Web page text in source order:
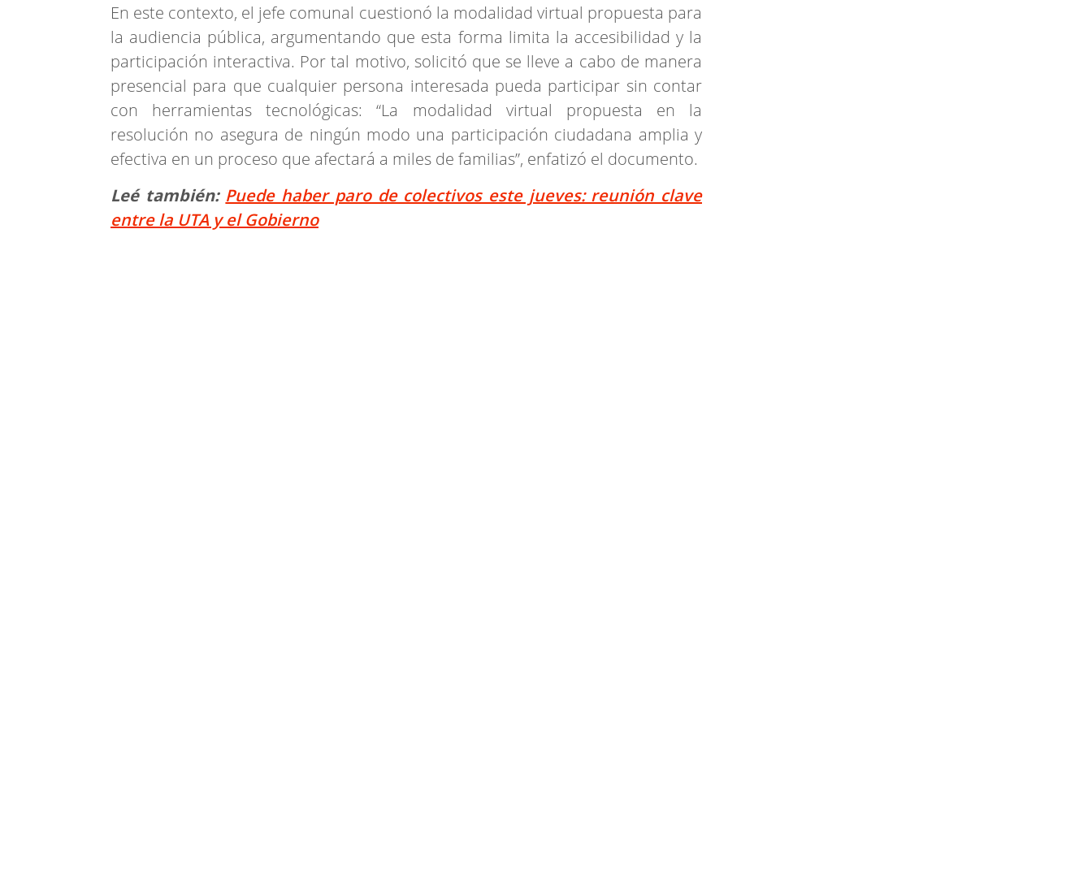
En este contexto, el jefe comunal cuestionó la modalidad virtual propuesta para
la audiencia pública, argumentando que esta forma limita la accesibilidad y la
participación interactiva. Por tal motivo, solicitó que se lleve a cabo de manera
presencial para que cualquier persona interesada pueda participar sin contar
con herramientas tecnológicas: “La modalidad virtual propuesta en la
resolución no asegura de ningún modo una participación ciudadana amplia y
efectiva en un proceso que afectará a miles de familias”, enfatizó el documento.
Leé también: Puede haber paro de colectivos este jueves: reunión clave
entre la UTA y el Gobierno